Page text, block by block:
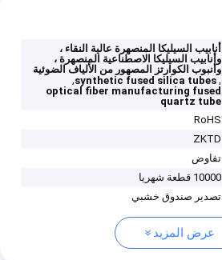
أنابيب السيليكا المنصهرة عالية النقاء ،
وأنابيب السيليكا الاصطناعية المنصهرة ،
وأنبوب الكوارتز المصهور من الألياف الضوئية
,
synthetic fused silica tubes
,
optical fiber manufacturing fused
quartz tube
RoHS
ZKTD
تفاوض
10000 قطعة شهريا
تصدير صندوق خشبي
عرض المزيد